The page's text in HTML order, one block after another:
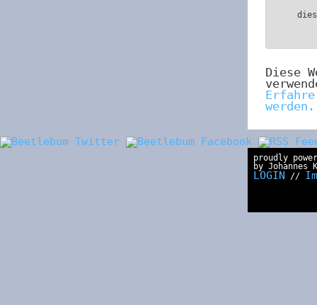
Diese
werden.
proudly
by Johannes
LOGIN //